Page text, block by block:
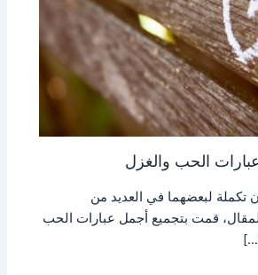
الحب والغزل
تكملة لبعضهما في العديد من
قمت بتجميع أجمل عبارات الحب